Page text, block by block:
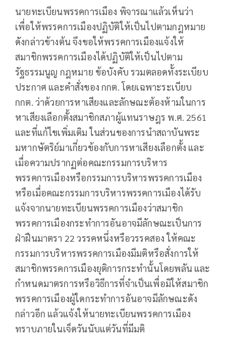
นายทะเบียนพรรคการเมือง พิจารณาแล้วเห็นว่า
เพื่อให้พรรคการเมืองปฏิบัติให้เป็นไปตามกฎหมาย
ดังกล่าวข้างต้น จึงขอให้พรรคการเมืองแจ้งให้
สมาชิกพรรคการเมืองได้ปฏิบัติให้เป็นไปตาม
รัฐธรรมนูญ กฎหมาย ข้อบังคับ รวมตลอดทั้งระเบียบ
ประกาศ และคำสั่งของ กกต. โดยเฉพาะระเบียบ
กกต. ว่าด้วยการหาเสียงและลักษณะต้องห้ามในการ
หาเสียงเลือกตั้งสมาชิกสภาผู้แทนราษฎร พ.ศ. 2561
และที่แก้ไขเพิ่มเติม ในส่วนของการนำสถาบันพระ
มหากษัตริย์มาเกี่ยวข้องกับการหาเสียงเลือกตั้ง และ
เมื่อความปรากฏต่อคณะกรรมการบริหาร
พรรคการเมืองหรือกรรมการบริหารพรรคการเมือง
หรือเมื่อคณะกรรมการบริหารพรรคการเมืองได้รับ
แจ้งจากนายทะเบียนพรรคการเมืองว่าสมาชิก
พรรคการเมืองกระทำการอันอาจมีลักษณะเป็นการ
ฝ่าฝืนมาตรา 22 วรรคหนึ่งหรือวรรคสอง ให้คณะ
กรรมการบริหารพรรคการเมืองมีมติหรือสั่งการให้
สมาชิกพรรคการเมืองยุติการกระทำนั้นโดยพลัน และ
กำหนดมาตรการหรือวิธีการที่จำเป็นเพื่อมิให้สมาชิก
พรรคการเมืองผู้ใดกระทำการ​อันอาจมีลักษณะดัง
กล่าวอีก แล้วแจ้งให้นายทะเบียนพรรคการเมือง
ทราบภายในเจ็ดวันนับแต่วันที่มีมติ